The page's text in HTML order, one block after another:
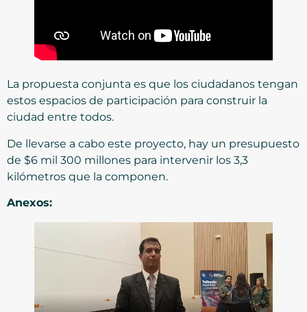
La propuesta conjunta es que los ciudadanos tengan
estos espacios de participación para construir la
ciudad entre todos.
De llevarse a cabo este proyecto, hay un presupuesto
de $6 mil 300 millones para intervenir los 3,3
kilómetros que la componen.
Anexos: